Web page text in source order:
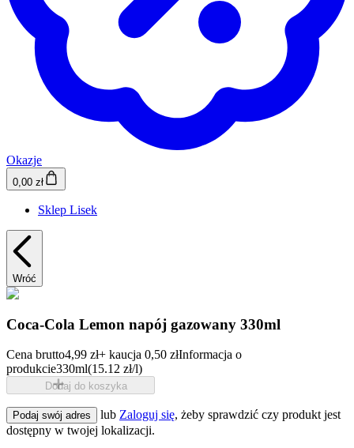
Okazje
0,00 zł
Sklep Lisek
Wróć
Coca-Cola Lemon napój gazowany 330ml
Cena brutto4,99 zł+ kaucja 0,50 złInformacja o
produkcie330ml(15.12 zł/l)
Dodaj do koszyka
Podaj swój adres lub Zaloguj się, żeby sprawdzić czy produkt jest
dostępny w twojej lokalizacji.